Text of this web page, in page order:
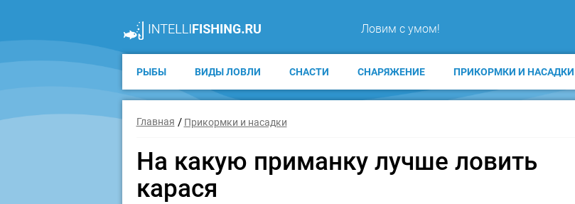
Ловим с умом!
РЫБЫ ВИДЫ ЛОВЛИ СНАСТИ СНАРЯЖЕНИЕ ПРИКОРМКИ И НАСАДКИ
Главная Прикормки и насадки
На какую приманку лучше ловить
карася